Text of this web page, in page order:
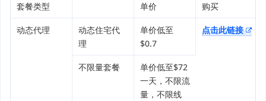
套餐类型 单价 购买
动态代理
动态住宅代
理
单价低至
$0.7
点击此链接
不限量套餐
单价低至$72
一天，不限流
量，不限线